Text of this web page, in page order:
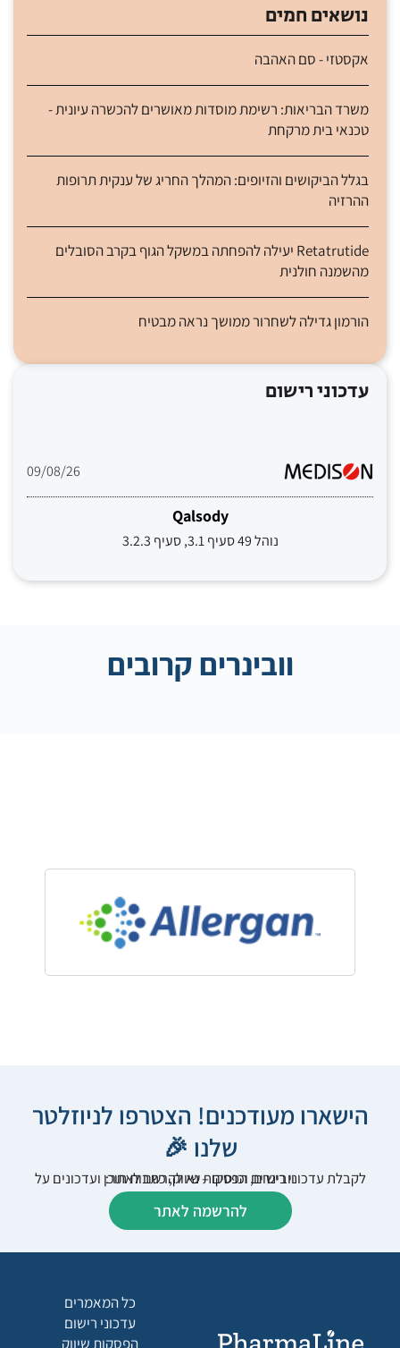
נושאים חמים
אקסטזי - סם האהבה
משרד הבריאות: רשימת מוסדות מאושרים להכשרה עיונית -
טכנאי בית מרקחת
בגלל הביקושים והזיופים: המהלך החריג של ענקית תרופות
ההרזיה
Retatrutide יעילה להפחתה במשקל הגוף בקרב הסובלים
מהשמנה חולנית
הורמון גדילה לשחרור ממושך נראה מבטיח
עדכוני רישום
09/08/26
Qalsody
נוהל 49 סעיף 3.1, סעיף 3.2.3
וובינרים קרובים
הישארו מעודכנים! הצטרפו לניוזלטר
שלנו 🎉
לקבלת עדכוני רישום, הפסקות שיווק, כתבות תוכן ועדכונים על וובינרים וכנסים – נא להרשם לאתר:
להרשמה לאתר
כל המאמרים
עדכוני רישום
הפסקות שיווק